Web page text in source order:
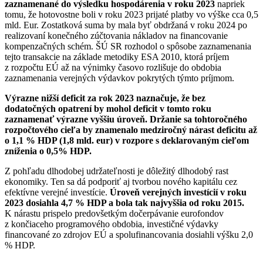
zaznamenané do výsledku hospodárenia v roku 2023 napriek
tomu, že hotovostne boli v roku 2023 prijaté platby vo výške cca 0,5
mld. Eur. Zostatková suma by mala byť obdržaná v roku 2024 po
realizovaní konečného zúčtovania nákladov na financovanie
kompenzačných schém. ŠÚ SR rozhodol o spôsobe zaznamenania
tejto transakcie na základe metodiky ESA 2010, ktorá príjem
z rozpočtu EÚ až na výnimky časovo rozlišuje do obdobia
zaznamenania verejných výdavkov pokrytých týmto príjmom.
Výrazne nižší deficit za rok 2023 naznačuje, že bez
dodatočných opatrení by mohol deficit v tomto roku
zaznamenať výrazne vyššiu úroveň. Držanie sa tohtoročného
rozpočtového cieľa by znamenalo medziročný nárast deficitu až
o 1,1 % HDP (1,8 mld. eur) v rozpore s deklarovaným cieľom
zníženia o 0,5% HDP.
Z pohľadu dlhodobej udržateľnosti je dôležitý dlhodobý rast
ekonomiky. Ten sa dá podporiť aj tvorbou nového kapitálu cez
efektívne verejné investície. Úroveň verejných investícií v roku
2023 dosiahla 4,7 % HDP a bola tak najvyššia od roku 2015.
K nárastu prispelo predovšetkým dočerpávanie eurofondov
z končiaceho programového obdobia, investičné výdavky
financované zo zdrojov EÚ a spolufinancovania dosiahli výšku 2,0
% HDP.